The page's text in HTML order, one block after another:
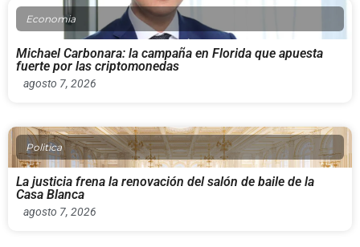
Economia
Michael Carbonara: la campaña en Florida que apuesta
fuerte por las criptomonedas
agosto 7, 2026
Politica
La justicia frena la renovación del salón de baile de la
Casa Blanca
agosto 7, 2026